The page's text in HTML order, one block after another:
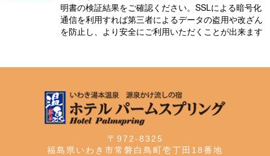
明書の検証結果をご確認ください。SSLによる暗号化
通信を利用すれば第三者によるデータの盗用や改ざん
を防止し、より安全にご利用いただくことが出来ます
〒972-8325
福島県いわき市常磐白鳥町壱丁田18番地